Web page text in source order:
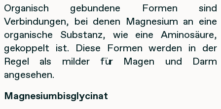
Organisch gebundene Formen sind
Verbindungen, bei denen Magnesium an eine
organische Substanz, wie eine Aminosäure,
gekoppelt ist. Diese Formen werden in der
Regel als milder für Magen und Darm
angesehen.
Magnesiumbisglycinat